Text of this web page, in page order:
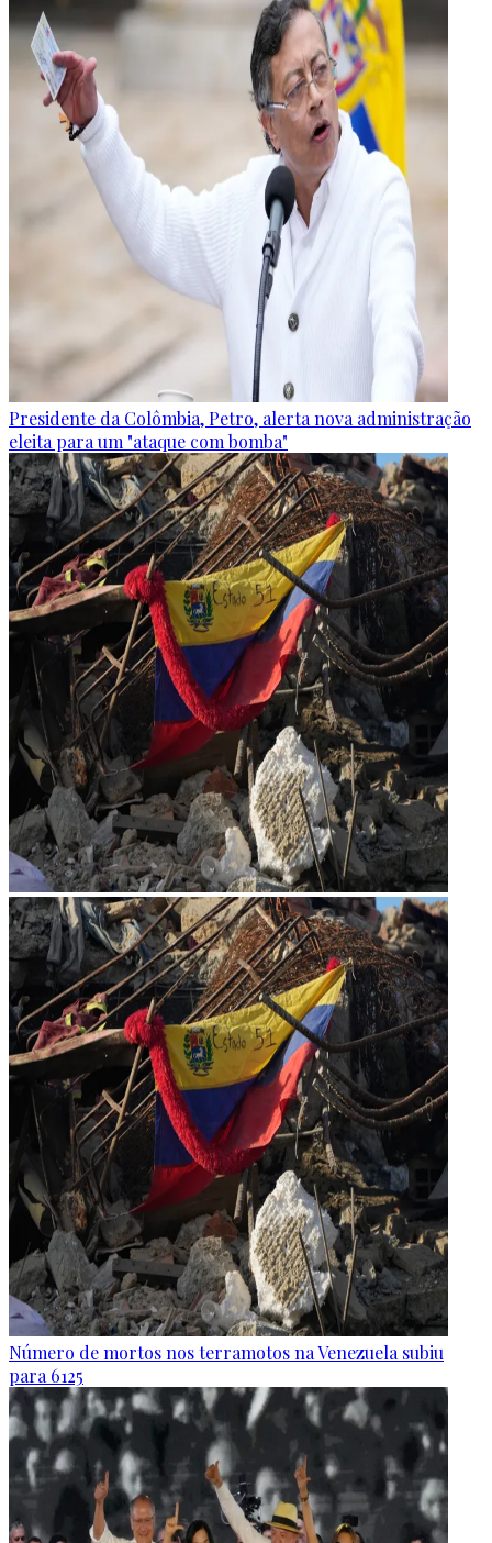
Presidente da Colômbia, Petro, alerta nova administração
eleita para um "ataque com bomba"
Número de mortos nos terramotos na Venezuela subiu
para 6125